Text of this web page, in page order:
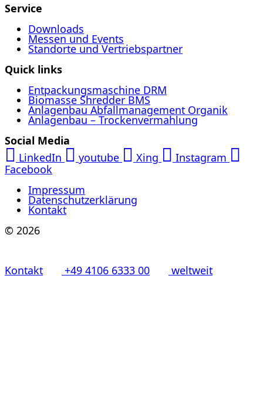
Service
Downloads
Messen und Events
Standorte und Vertriebspartner
Quick links
Entpackungsmaschine DRM
Biomasse Shredder BMS
Anlagenbau Abfallmanagement Organik
Anlagenbau – Trockenvermahlung
Social Media
LinkedIn
youtube Xing
Instagram
Facebook
Impressum
Datenschutzerklärung
Kontakt
© 2026
Kontakt +49 4106 6333 00 weltweit